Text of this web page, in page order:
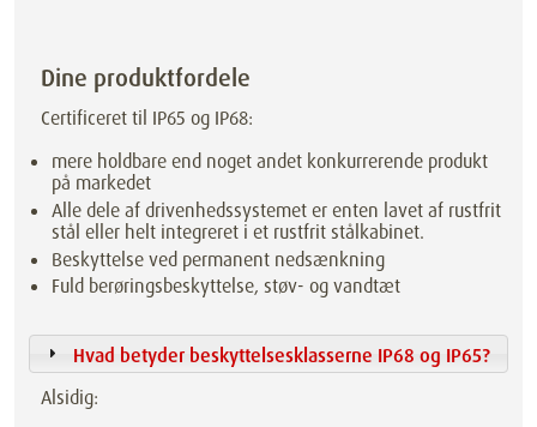
Dine produktfordele
Certificeret til IP65 og IP68:
mere holdbare end noget andet konkurrerende produkt
på markedet
Alle dele af drivenhedssystemet er enten lavet af rustfrit
stål eller helt integreret i et rustfrit stålkabinet.
Beskyttelse ved permanent nedsænkning
Fuld berøringsbeskyttelse, støv- og vandtæt
Hvad betyder beskyttelsesklasserne IP68 og IP65?
Alsidig: